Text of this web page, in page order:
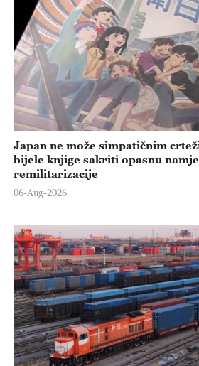
Japan ne može simpatičnim
bijele knjige sakriti opasnu
remilitarizacije
06-Aug-2026